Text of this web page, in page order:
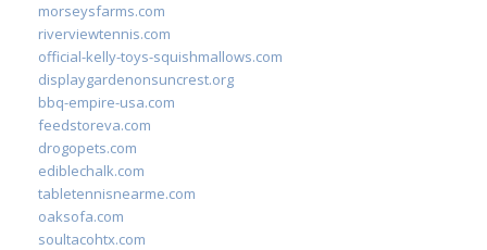
morseysfarms.com
riverviewtennis.com
official-kelly-toys-squishmallows.com
displaygardenonsuncrest.org
bbq-empire-usa.com
feedstoreva.com
drogopets.com
ediblechalk.com
tabletennisnearme.com
oaksofa.com
soultacohtx.com